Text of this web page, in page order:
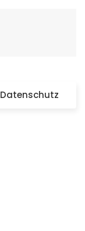
Datenschutz